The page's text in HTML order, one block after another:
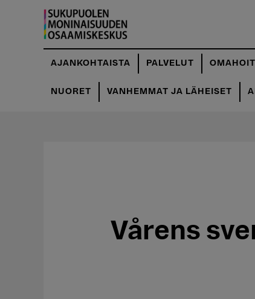
pääsisältöön
AJANKOHTAISTA PALVELUT
NUORET VANHEMMAT JA LÄHEISET
Vårens